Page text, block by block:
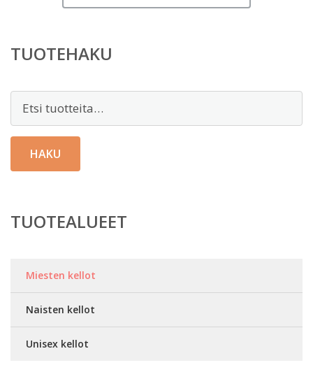
TUOTEHAKU
Etsi:
HAKU
TUOTEALUEET
Miesten kellot
Naisten kellot
Unisex kellot